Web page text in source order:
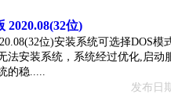
2020.08(32位)
位)安装系统可选择DOS模
法安装系统，系统经过优化,启动
的稳.....
发布日